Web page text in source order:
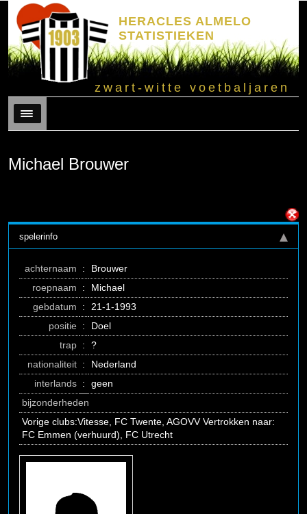
HERACLES ALMELO
STATISTIEKEN
zwart-witte voetbaljaren
Menu
Michael Brouwer
spelerinfo
achternaam :
Brouwer
roepnaam
:
Michael
gebdatum
:
21-1-1993
positie :
Doel
trap :
?
nationaliteit :
Nederland
interlands :
geen
bijzonderheden
Vorige clubs:Vitesse, FC Twente, AGOVV Vertrokken naar:
FC Emmen (verhuurd), FC Utrecht